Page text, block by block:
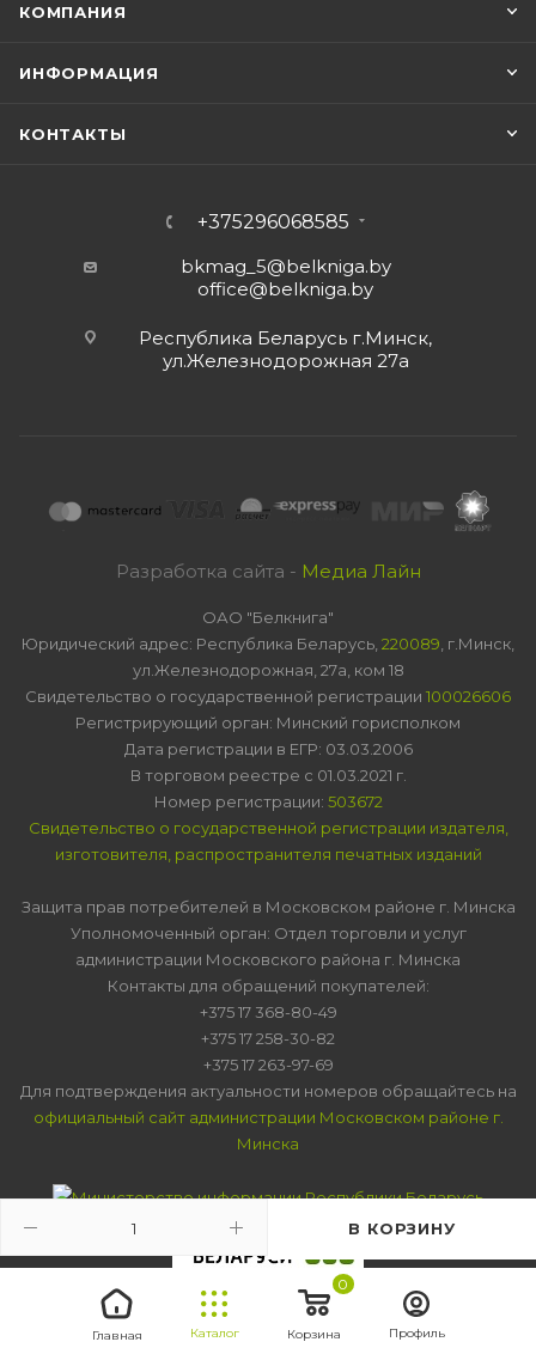
В КОРЗИНУ
Главная Каталог Корзина
0
Профиль
КОМПАНИЯ
ИНФОРМАЦИЯ
КОНТАКТЫ
+375296068585
bkmag_5@belkniga.by
office@belkniga.by
Республика Беларусь г.Минск,
ул.Железнодорожная 27а
Разработка сайта - Медиа Лайн
ОАО "Белкнига"
Юридический адрес: Республика Беларусь, 220089 , г.Минск,
ул.Железнодорожная, 27а, ком 18
Свидетельство о государственной регистрации 100026606
Регистрирующий орган: Минский горисполком
Дата регистрации в ЕГР: 03.03.2006
В торговом реестре с 01.03.2021 г.
Номер регистрации: 503672
Свидетельство о государственной регистрации издателя,
изготовителя, распространителя печатных изданий
Защита прав потребителей в Московском районе г. Минска
Уполномоченный орган: Отдел торговли и услуг
администрации Московского района г. Минска
Контакты для обращений покупателей:
+375 17 368-80-49
+375 17 258-30-82
+375 17 263-97-69
Для подтверждения актуальности номеров обращайтесь на
официальный сайт администрации Московском районе г.
Минска